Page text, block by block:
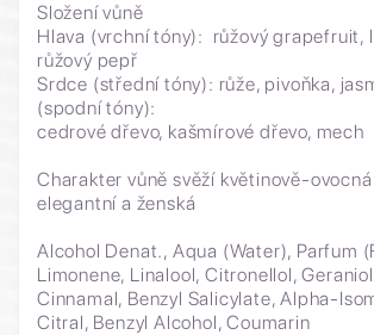
Složení vůně
Hlava (vrchní tóny): růžový grapefruit,
růžový pepř
Srdce (střední tóny): růže, pivoňka,
(spodní tóny):
cedrové dřevo, kašmírové dřevo, mech
Charakter vůně svěží květinově-
elegantní a ženská
Alcohol Denat., Aqua (Water), Parfum
Limonene, Linalool, Citronellol,
Cinnamal, Benzyl Salicylate, Alpha-
Citral, Benzyl Alcohol, Coumarin